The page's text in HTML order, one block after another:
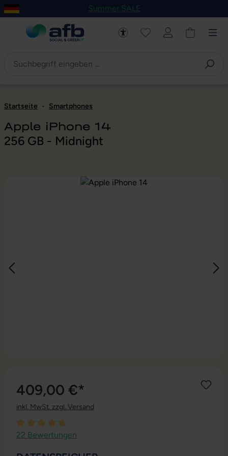
Hauptinhalt springen
Zur Navigation der B2B-Plattform springen
Summer SALE
Startseite - Smartphones
Apple iPhone 14
256 GB - Midnight
Bildergalerie überspringen
409,00 €*
inkl. MwSt. zzgl. Versand
Durchschnittliche Bewertung von 4.77 von 5 Sternen
22 Bewertungen